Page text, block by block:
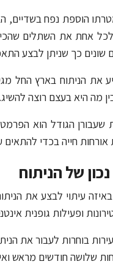
הוספת נפח בשדיים,
אחת את השתלים שהכי
שונים כך שניתן לבצע
מה היא בעצם רוצה להשיג.
שעבורן הגודל הוא
אורחות חייה בכדי
של הניתוח
עיתוי לבצע את
ופעילות גופנית
בוחרות לעבור את
שלושה חודשים מראש